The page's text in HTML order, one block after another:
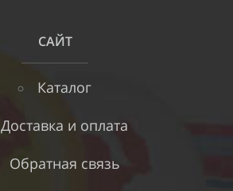
САЙТ
Каталог
Доставка и оплата
Обратная связь